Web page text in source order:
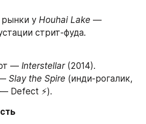
рынки у Houhai Lake —
стрит-фуда.
— Interstellar (2014).
Slay the Spire (инди-рогалик,
Defect ⚡).